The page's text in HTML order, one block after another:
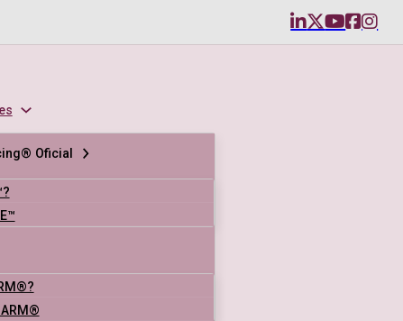
Oficial